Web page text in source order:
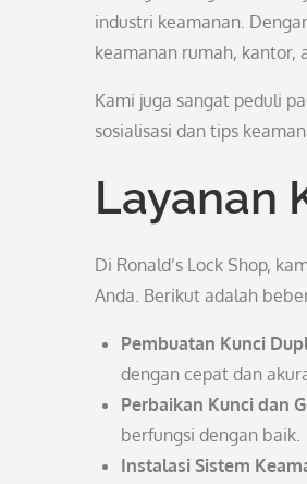
industri keamanan.
keamanan rumah, kantor,
Kami juga sangat peduli
sosialisasi dan tips
Layanan
Di Ronald’s Lock Shop,
Anda. Berikut adalah
Pembuatan Kunci
dengan cepat dan
Perbaikan Kunci dan
berfungsi dengan baik.
Instalasi Sistem